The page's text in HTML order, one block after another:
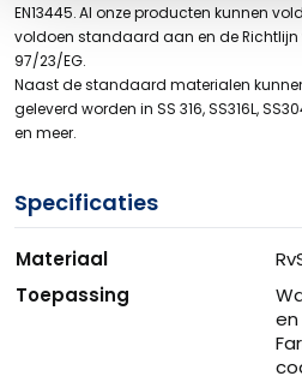
Specificaties
Materiaal
Toepassing
en
EN13445. Al onze producten kunnen
voldoen standaard aan en de Richtlijn
97/23/EG.
Naast de standaard materialen
geleverd worden in SS 316, SS316L,
en meer.